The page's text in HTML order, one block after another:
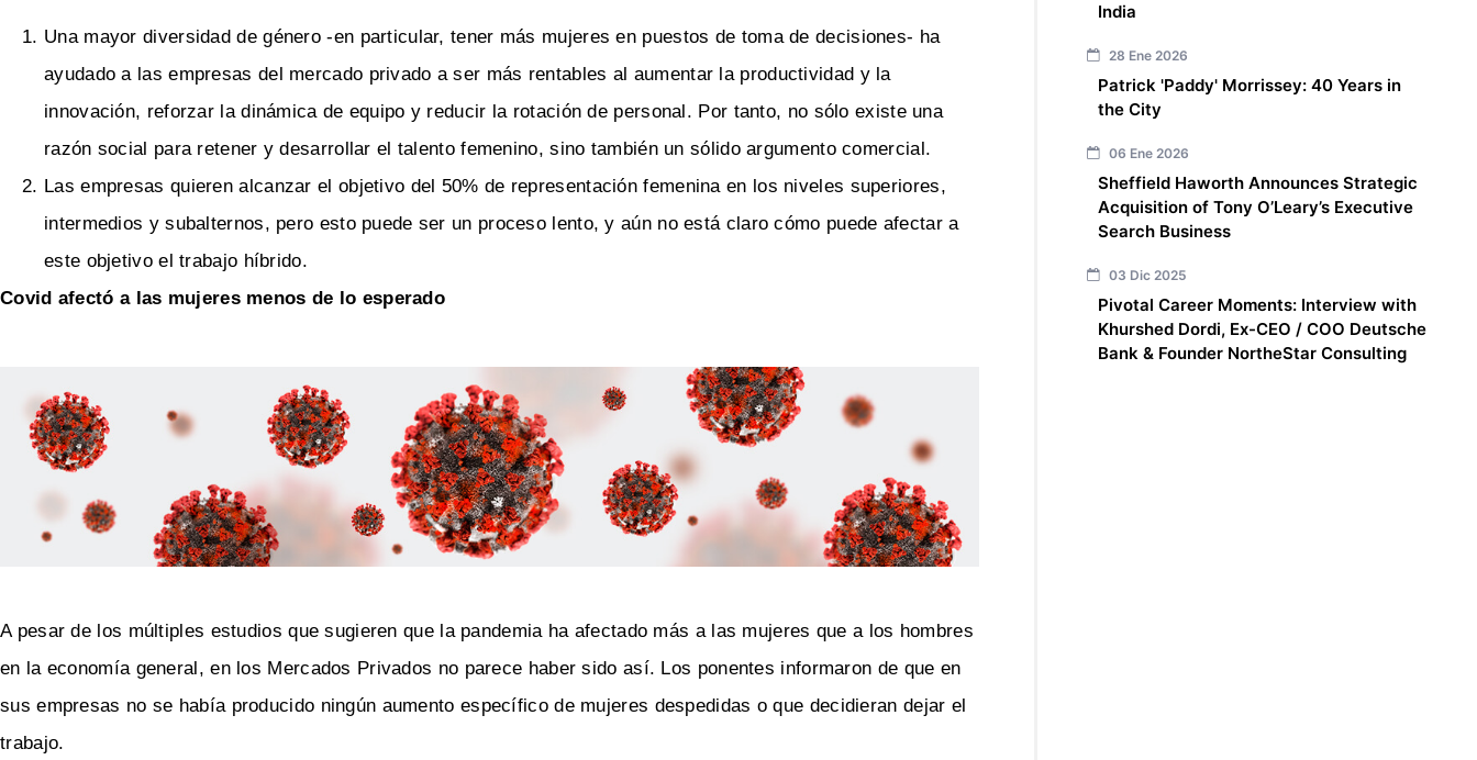
Una mayor diversidad de género -en particular, tener más mujeres en puestos de toma de decisiones- ha
ayudado a las empresas del mercado privado a ser más rentables al aumentar la productividad y la
innovación, reforzar la dinámica de equipo y reducir la rotación de personal. Por tanto, no sólo existe una
razón social para retener y desarrollar el talento femenino, sino también un sólido argumento comercial.
Las empresas quieren alcanzar el objetivo del 50% de representación femenina en los niveles superiores,
intermedios y subalternos, pero esto puede ser un proceso lento, y aún no está claro cómo puede afectar a
este objetivo el trabajo híbrido.
Covid afectó a las mujeres menos de lo esperado
A pesar de los múltiples estudios que sugieren que la pandemia ha afectado más a las mujeres que a los hombres
en la economía general, en los Mercados Privados no parece haber sido así. Los ponentes informaron de que en
sus empresas no se había producido ningún aumento específico de mujeres despedidas o que decidieran dejar el
trabajo.
India
28 Ene 2026
Patrick 'Paddy' Morrissey: 40 Years in
the City
06 Ene 2026
Sheffield Haworth Announces Strategic
Acquisition of Tony O’Leary’s Executive
Search Business
03 Dic 2025
Pivotal Career Moments: Interview with
Khurshed Dordi, Ex-CEO / COO Deutsche
Bank & Founder NortheStar Consulting